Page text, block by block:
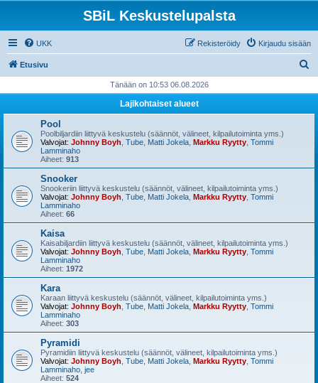
SBiL Keskustelupalsta
UKK Kirjaudu sisään
Rekisteröidy
Etusivu
i
Tänään on 10:53 06.08.2026
Lajikohtaiset alueet
Pool
Poolbiljardiin liittyvä keskustelu (säännöt, välineet, kilpailutoiminta yms.)
Valvojat: Johnny Boyh Tube Matti Jokela Markku Ryytty Tommi
Lamminaho
Aiheet: 913
Snooker
Snookeriin liittyvä keskustelu (säännöt, välineet, kilpailutoiminta yms.)
Valvojat: Johnny Boyh Tube Matti Jokela Markku Ryytty Tommi
Lamminaho
Aiheet: 66
Kaisa
Kaisabiljardiin liittyvä keskustelu (säännöt, välineet, kilpailutoiminta yms.)
Valvojat: Johnny Boyh Tube Matti Jokela Markku Ryytty Tommi
Lamminaho
Aiheet: 1972
Kara
Karaan liittyvä keskustelu (säännöt, välineet, kilpailutoiminta yms.)
Valvojat: Johnny Boyh Tube Matti Jokela Markku Ryytty Tommi
Lamminaho
Aiheet: 303
Pyramidi
Pyramidiin liittyvä keskustelu (säännöt, välineet, kilpailutoiminta yms.)
Valvojat: Johnny Boyh Tube Matti Jokela Markku Ryytty Tommi
Lamminaho jee
Aiheet: 524